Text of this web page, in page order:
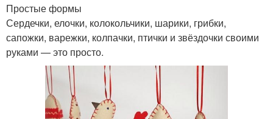
Простые формы
Сердечки, елочки, колокольчики, шарики, грибки,
сапожки, варежки, колпачки, птички и звёздочки своими
руками — это просто.